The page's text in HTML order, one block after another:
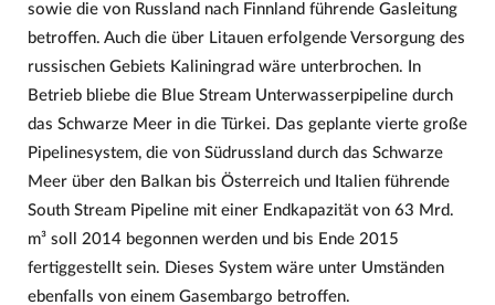
sowie die von Russland nach Finnland führende Gasleitung
betroffen. Auch die über Litauen erfolgende Versorgung des
russischen Gebiets Kaliningrad wäre unterbrochen. In
Betrieb bliebe die Blue Stream Unterwasserpipeline durch
das Schwarze Meer in die Türkei. Das geplante vierte große
Pipelinesystem, die von Südrussland durch das Schwarze
Meer über den Balkan bis Österreich und Italien führende
South Stream Pipeline mit einer Endkapazität von 63 Mrd.
m³ soll 2014 begonnen werden und bis Ende 2015
fertiggestellt sein. Dieses System wäre unter Umständen
ebenfalls von einem Gasembargo betroffen.